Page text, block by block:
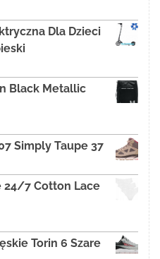
Dla Dzieci
Black Metallic
Simply Taupe 37
24/7 Cotton Lace
Torin 6 Szare